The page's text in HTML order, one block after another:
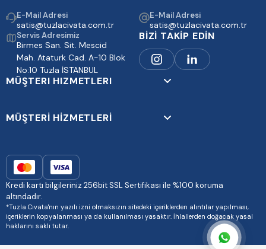
E-Mail Adresi
satis@tuzlacivata.com.tr
E-Mail Adresi
satis@tuzlacivata.com.tr
Servis Adresimiz
Birmes San. Sit. Mescid
Mah. Ataturk Cad. A-10 Blok
No:10 Tuzla İSTANBUL
BİZİ TAKİP EDİN
MÜŞTERI HIZMETLERI
MÜŞTERİ HİZMETLERİ
Kredi kartı bilgileriniz 256bit SSL Sertifikası ile %100 koruma
altındadır.
*Tuzla Cıvata'nın yazılı izni olmaksızın sitedeki içeriklerden alıntılar yapılması,
içeriklerin kopyalanması ya da kullanılması yasaktır. İhlallerden doğacak yasal
haklarını saklı tutar.